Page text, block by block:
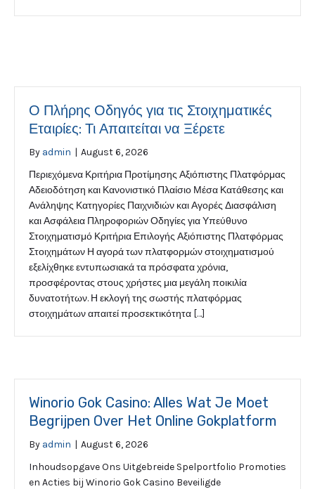
Ο Πλήρης Οδηγός για τις Στοιχηματικές
Εταιρίες: Τι Απαιτείται να Ξέρετε
By admin | August 6, 2026
Περιεχόμενα Κριτήρια Προτίμησης Αξιόπιστης Πλατφόρμας
Αδειοδότηση και Κανονιστικό Πλαίσιο Μέσα Κατάθεσης και
Ανάληψης Κατηγορίες Παιχνιδιών και Αγορές Διασφάλιση
και Ασφάλεια Πληροφοριών Οδηγίες για Υπεύθυνο
Στοιχηματισμό Κριτήρια Επιλογής Αξιόπιστης Πλατφόρμας
Στοιχημάτων Η αγορά των πλατφορμών στοιχηματισμού
εξελίχθηκε εντυπωσιακά τα πρόσφατα χρόνια,
προσφέροντας στους χρήστες μια μεγάλη ποικιλία
δυνατοτήτων. Η εκλογή της σωστής πλατφόρμας
στοιχημάτων απαιτεί προσεκτικότητα […]
Winorio Gok Casino: Alles Wat Je Moet
Begrijpen Over Het Online Gokplatform
By admin | August 6, 2026
Inhoudsopgave Ons Uitgebreide Spelportfolio Promoties
en Acties bij Winorio Gok Casino Beveiligde